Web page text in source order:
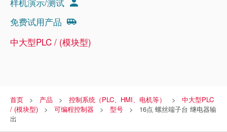
免费试用产品
中大型PLC / (模块型)
首页 产品 控制系统（PLC、HMI、电机等）
中大型PLC
/ (模块型)
可编程控制器 型号
16点 螺丝端子台 继电器输
出